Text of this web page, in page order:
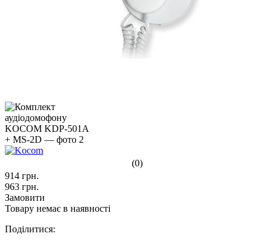
(0)
914 грн.
963 грн.
Замовити
Товару немає в наявності
Поділитися: